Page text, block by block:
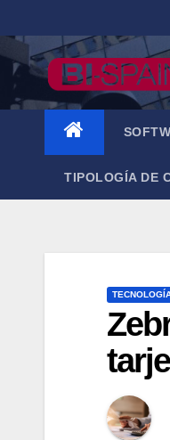
al
contenido
TIPOLOGÍA DE